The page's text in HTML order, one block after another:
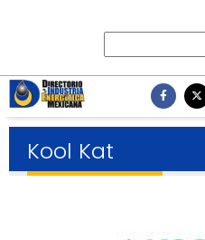
Kool Kat